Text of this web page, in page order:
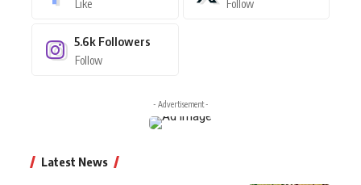
Like Follow
5.6k Followers
Follow
- Advertisement -
Latest News